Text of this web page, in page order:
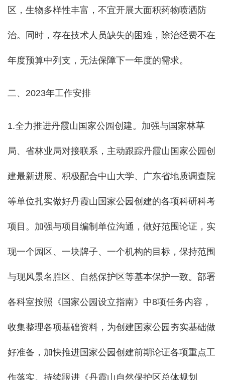
区，生物多样性丰富，不宜开展大面积药物喷洒防
治。同时，存在技术人员缺失的困难，除治经费不在
年度预算中列支，无法保障下一年度的需求。
二、2023年工作安排
1.全力推进丹霞山国家公园创建。 加强与国家林草
局、省林业局对接联系， 主动跟踪丹霞山国家公园创
建最新进展。 积极配合中山大学、 广东省地质调查院
等单位扎实做好丹霞山国家公园创建的各项科研科考
项目。加强与项目编制单位沟通，做好范围论证，实
现一个园区、一块牌子、一个机构的目标，保持范围
与现风景名胜区、自然保护区等基本保护一致。 部署
各科室按照《国家公园设立指南》中8项任务内容，
收集整理各项基础资料，为创建国家公园夯实基础做
好准备， 加快推进国家公园创建前期论证各项重点工
作落实。持续跟进《丹霞山自然保护区总体规划